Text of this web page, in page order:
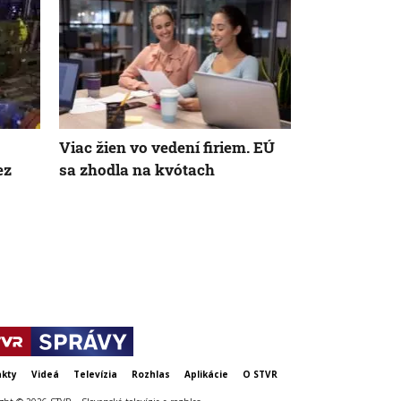
Viac žien vo vedení firiem. EÚ
sa zhodla na kvótach
Videá Televízia Rozhlas Aplikácie O STVR